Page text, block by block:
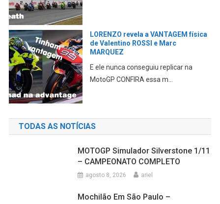
MOTOGPGAME – COMPARATIVO
MotoGP X Moto2 X Moto3
com cada uma da...
TODAS AS NOTÍCIAS
MOTOGP Simulador Silverstone 1/11
– CAMPEONATO COMPLETO
agosto 8, 2026 ariel
Mochilão Em São Paulo –